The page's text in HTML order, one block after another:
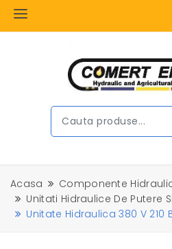
Acasa
Componente
Unitati Hidraulice De Putere
Unitate Hidraulica 380 V 210